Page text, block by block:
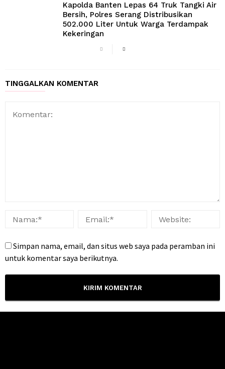
Kapolda Banten Lepas 64 Truk Tangki Air
Bersih, Polres Serang Distribusikan
502.000 Liter Untuk Warga Terdampak
Kekeringan
TINGGALKAN KOMENTAR
Simpan nama, email, dan situs web saya pada peramban ini
untuk komentar saya berikutnya.